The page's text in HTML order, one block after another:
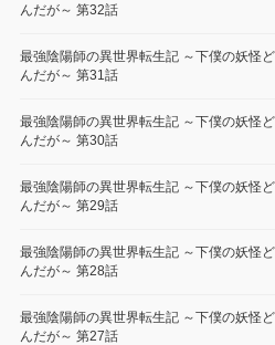
んだが～ 第32話
最強陰陽師の異世界転生記 ～下僕の妖怪
んだが～ 第31話
最強陰陽師の異世界転生記 ～下僕の妖怪
んだが～ 第30話
最強陰陽師の異世界転生記 ～下僕の妖怪
んだが～ 第29話
最強陰陽師の異世界転生記 ～下僕の妖怪
んだが～ 第28話
最強陰陽師の異世界転生記 ～下僕の妖怪
んだが～ 第27話